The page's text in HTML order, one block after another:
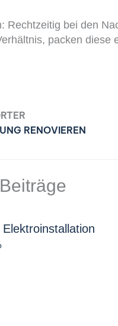
Rechtzeitig bei den
packen diese
RENOVIEREN